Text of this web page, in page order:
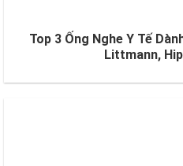
Top 3 Ống Nghe Y Tế
Littmann,